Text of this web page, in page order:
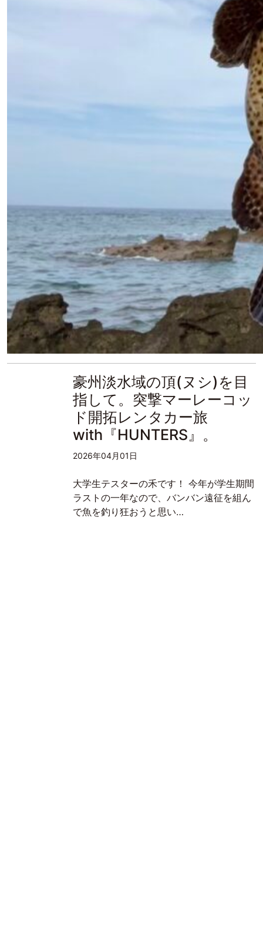
豪州淡水域の頂(ヌシ)を目
指して。突撃マーレーコッ
ド開拓レンタカー旅
with『HUNTERS』。
2026年04月01日
大学生テスターの禾です！ 今年が学生期間
ラストの一年なので、バンバン遠征を組ん
で魚を釣り狂おうと思い…